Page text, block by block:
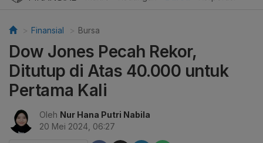
Finansial Bursa
Dow Jones Pecah Rekor,
Ditutup di Atas 40.000 untuk
Pertama Kali
Oleh Nur Hana Putri Nabila
20 Mei 2024, 06:27